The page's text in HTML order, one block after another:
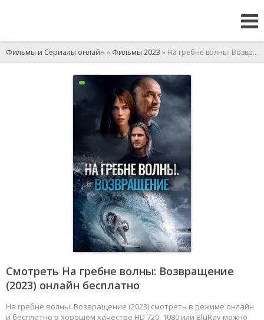
Фильмы и Сериалы онлайн » Фильмы 2023 » На гребне волны: Возвращение
Смотреть На гребне волны: Возвращение
(2023) онлайн бесплатно
На гребне волны: Возвращение (2023) смотреть в режиме онлайн
и бесплатно в хорошем качестве HD 720, 1080 или BluRay можно